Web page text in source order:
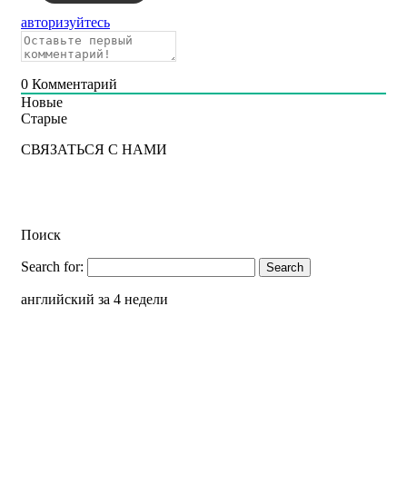
авторизуйтесь
0 Комментарий
Новые
Старые
СВЯЗАТЬСЯ С НАМИ
Поиск
Search for:
английский за 4 недели